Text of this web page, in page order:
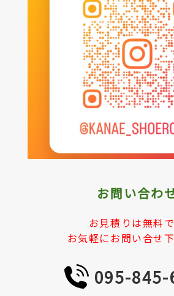
お問い合わ
お見積りは無料
お気軽にお問い合せ
095-845-